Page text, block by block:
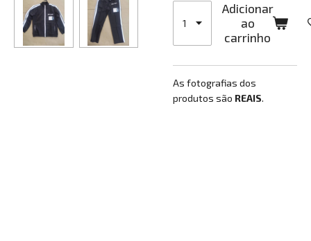
Adicionar
ao
carrinho
As fotografias dos
produtos são REAIS.